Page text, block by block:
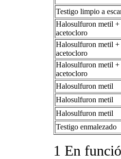
Testigo limpio a
Halosulfuron metil +
acetocloro
Halosulfuron metil +
acetocloro
Halosulfuron metil +
acetocloro
Halosulfuron metil
Halosulfuron metil
Halosulfuron metil
Testigo enmalezado
1 En